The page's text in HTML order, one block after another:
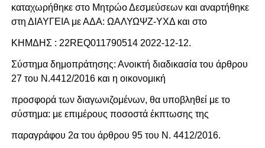
καταχωρήθηκε στο Μητρώο Δεσμεύσεων και αναρτήθηκε
στη ΔΙΑΥΓΕΙΑ με ΑΔΑ: ΩΑΛΥΩΨΖ-ΥΧΔ και στο
ΚΗΜΔΗΣ : 22REQ011790514 2022-12-12.
Σύστημα δημοπράτησης: Ανοικτή διαδικασία του άρθρου
27 του Ν.4412/2016 και η οικονομική
προσφορά των διαγωνιζομένων, θα υποβληθεί με το
σύστημα: με επιμέρους ποσοστά έκπτωσης της
παραγράφου 2α του άρθρου 95 του Ν. 4412/2016.